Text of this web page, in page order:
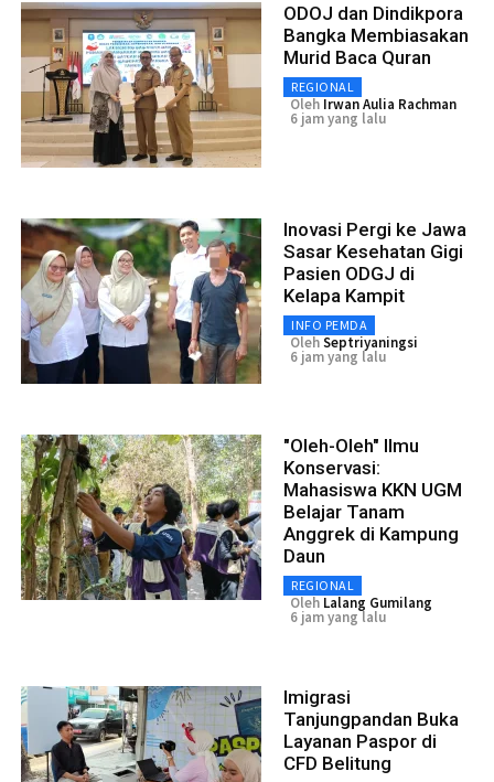
ODOJ dan Dindikpora
Bangka Membiasakan
Murid Baca Quran
REGIONAL
Oleh Irwan Aulia Rachman
6 jam yang lalu
Inovasi Pergi ke Jawa
Sasar Kesehatan Gigi
Pasien ODGJ di
Kelapa Kampit
INFO PEMDA
OlehSeptriyaningsi
6 jam yang lalu
"Oleh-Oleh" Ilmu
Konservasi:
Mahasiswa KKN UGM
Belajar Tanam
Anggrek di Kampung
Daun
REGIONAL
Oleh Lalang Gumilang
6 jam yang lalu
Imigrasi
Tanjungpandan Buka
Layanan Paspor di
CFD Belitung